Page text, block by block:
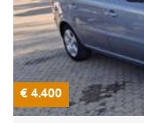
€ 4.400